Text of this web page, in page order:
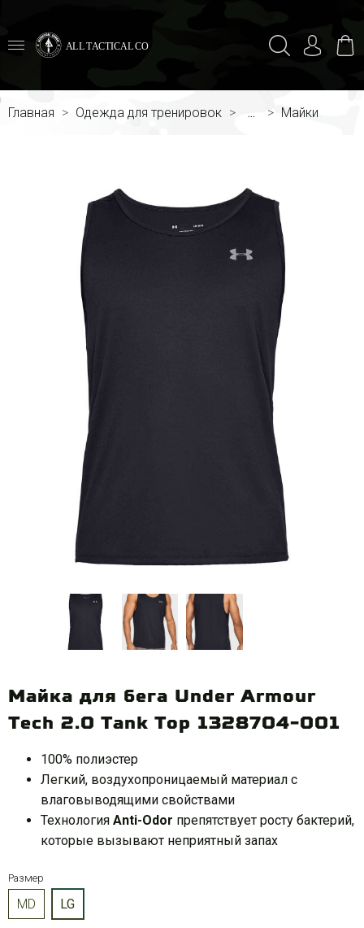
ALL TACTICAL COMBAT
Главная Одежда для тренировок ... Майки
Майка для бега Under Armour
Tech 2.0 Tank Top 1328704-001
100% полиэстер
Легкий, воздухопроницаемый материал с
влаговыводящими свойствами
Технология Anti-Odor препятствует росту бактерий,
которые вызывают неприятный запах​
Размер
MD LG